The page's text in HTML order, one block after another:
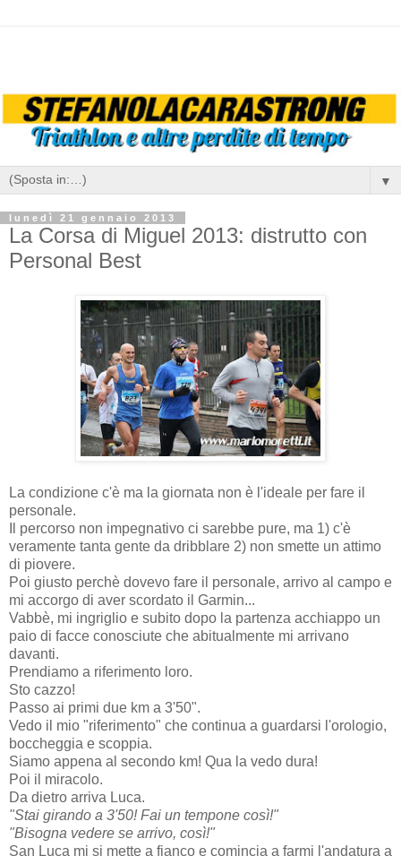
▼
lunedì 21 gennaio 2013
La Corsa di Miguel 2013: distrutto con
Personal Best
La condizione c'è ma la giornata non è l'ideale per fare il
personale.
Il percorso non impegnativo ci sarebbe pure, ma 1) c'è
veramente tanta gente da dribblare 2) non smette un attimo
di piovere.
Poi giusto perchè dovevo fare il personale, arrivo al campo e
mi accorgo di aver scordato il Garmin...
Vabbè, mi ingriglio e subito dopo la partenza acchiappo un
paio di facce conosciute che abitualmente mi arrivano
davanti.
Prendiamo a riferimento loro.
Sto cazzo!
Passo ai primi due km a 3'50".
Vedo il mio "riferimento" che continua a guardarsi l'orologio,
boccheggia e scoppia.
Siamo appena al secondo km! Qua la vedo dura!
Poi il miracolo.
Da dietro arriva Luca.
"Stai girando a 3'50! Fai un tempone così!"
"Bisogna vedere se arrivo, così!"
San Luca mi si mette a fianco e comincia a farmi l'andatura a